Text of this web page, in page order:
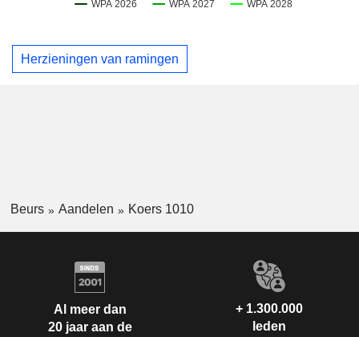
Herzieningen van ramingen
Beurs Aandelen Koers 1010
Al meer dan
20 jaar aan de
+ 1.300.000
leden